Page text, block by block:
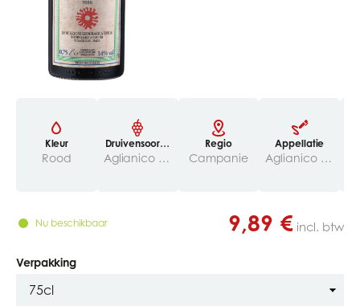
Kleur
Rood
Druivensoorte
n
Aglianico 100%
Regio
Campanie
Appellatie
Aglianico del Beneventano IGT
Nu beschikbaar 9,89 € incl. btw
Verpakking